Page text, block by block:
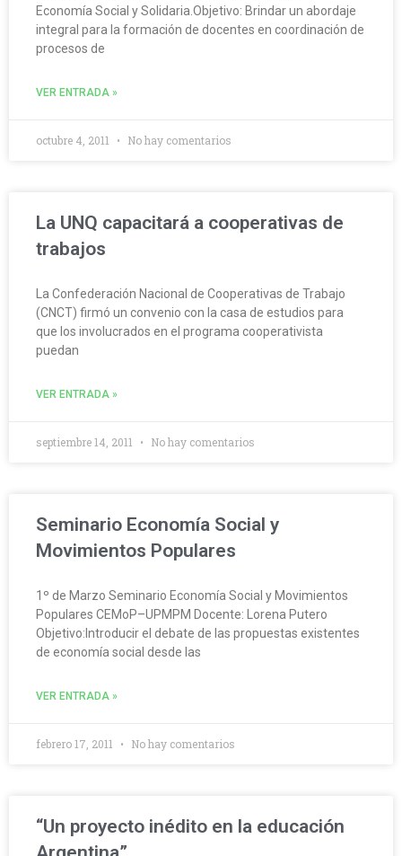
Economía Social y Solidaria.Objetivo: Brindar un abordaje
integral para la formación de docentes en coordinación de
procesos de
VER ENTRADA »
octubre 4, 2011 No hay comentarios
La UNQ capacitará a cooperativas de
trabajos
La Confederación Nacional de Cooperativas de Trabajo
(CNCT) firmó un convenio con la casa de estudios para
que los involucrados en el programa cooperativista
puedan
VER ENTRADA »
septiembre 14, 2011 No hay comentarios
Seminario Economía Social y
Movimientos Populares
‎1º de Marzo Seminario Economía Social y Movimientos
Populares CEMoP–UPMPM Docente: Lorena Putero
Objetivo:Introducir el debate de las propuestas existentes
de economía social desde las
VER ENTRADA »
febrero 17, 2011 No hay comentarios
“Un proyecto inédito en la educación